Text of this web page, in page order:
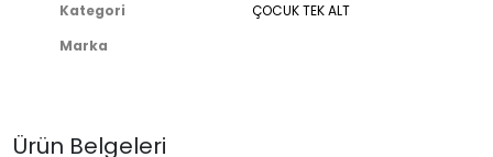
Kategori
ÇOCUK TEK ALT
Marka
Ürün Belgeleri